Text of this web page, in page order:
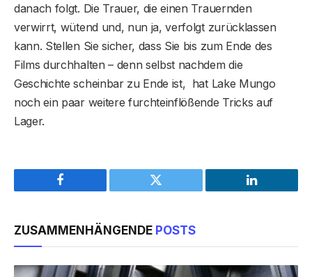
danach folgt. Die Trauer, die einen Trauernden
verwirrt, wütend und, nun ja, verfolgt zurücklassen
kann. Stellen Sie sicher, dass Sie bis zum Ende des
Films durchhalten – denn selbst nachdem die
Geschichte scheinbar zu Ende ist, hat Lake Mungo
noch ein paar weitere furchteinflößende Tricks auf
Lager.
Facebook Twitter LinkedIn
ZUSAMMENHÄNGENDE POSTS